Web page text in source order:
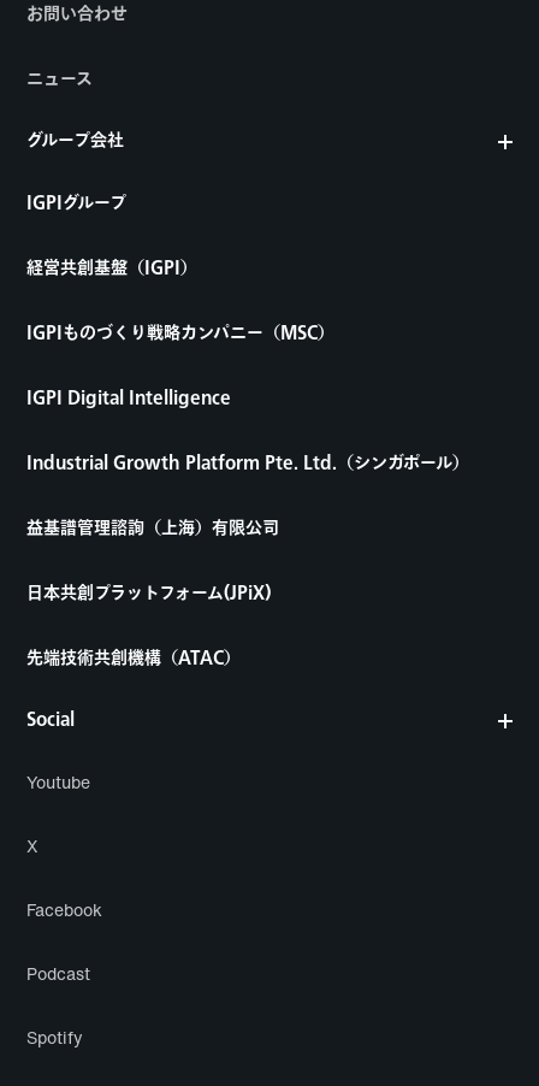
Social
Youtube
X
Facebook
Podcast
Spotify
お問い合わせ
ニュース
グループ会社
IGPIグループ
経営共創基盤（IGPI）
IGPIものづくり戦略カンパニー（MSC）
IGPI Digital Intelligence
Industrial Growth Platform Pte. Ltd.（シンガポール）
益基譜管理諮詢（上海）有限公司
日本共創プラットフォーム(JPiX)
先端技術共創機構（ATAC）